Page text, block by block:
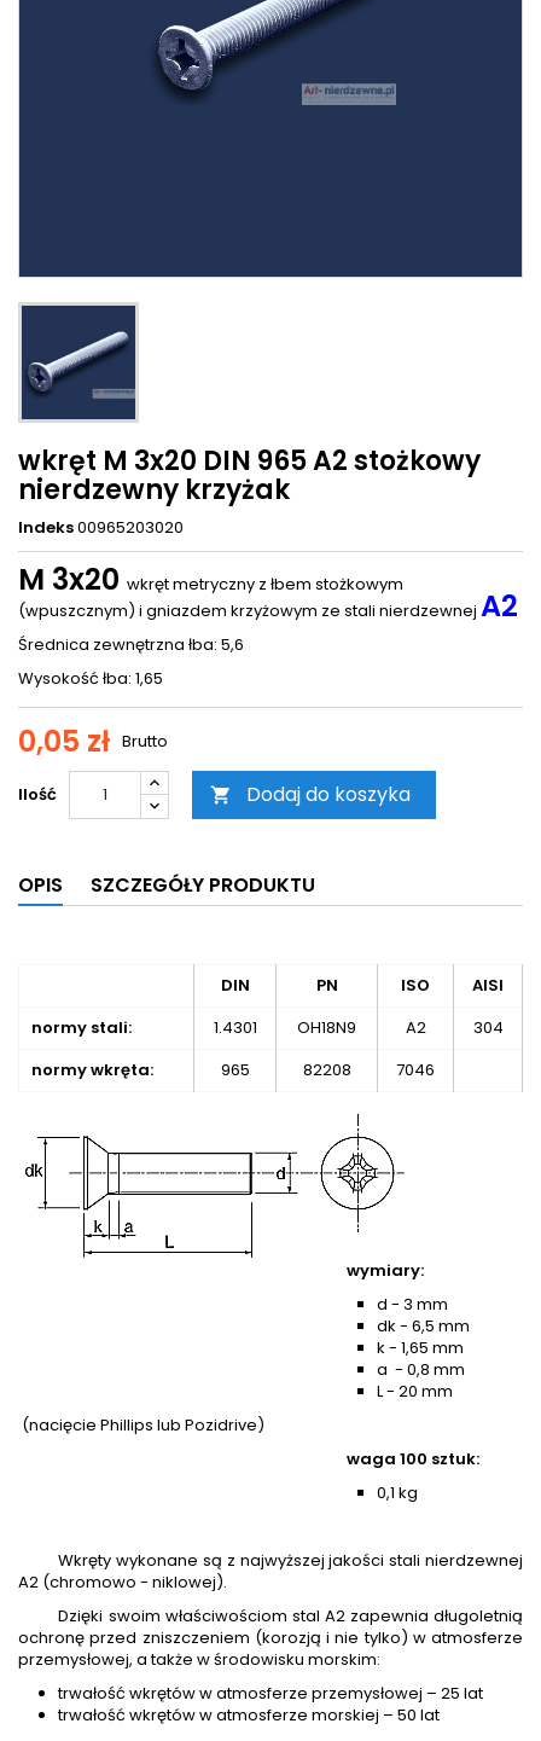
wkręt M 3x20 DIN 965 A2 stożkowy
nierdzewny krzyżak
Indeks00965203020
M 3x20 wkręt metryczny z łbem stożkowym
(wpuszcznym) i gniazdem krzyżowym ze stali nierdzewnej A2
Średnica zewnętrzna łba: 5,6
Wysokość łba: 1,65
0,05 zł Brutto
Ilość  Dodaj do koszyka
OPIS SZCZEGÓŁY PRODUKTU
DIN PN ISO
AISI
normy stali:
1.4301 OH18N9 A2
304
normy wkręta:
965 82208 7046
wymiary:
d - 3 mm
dk - 6,5 mm
k - 1,65 mm
a - 0,8 mm
L - 20 mm
(nacięcie Phillips lub Pozidrive)
waga 100 sztuk:
0,1 kg
Wkręty wykonane są z najwyższej jakości stali nierdzewnej
A2 (chromowo - niklowej).
Dzięki swoim właściwościom stal A2 zapewnia długoletnią
ochronę przed zniszczeniem (korozją i nie tylko) w atmosferze
przemysłowej, a także w środowisku morskim:
trwałość wkrętów w atmosferze przemysłowej – 25 lat
trwałość wkrętów w atmosferze morskiej – 50 lat